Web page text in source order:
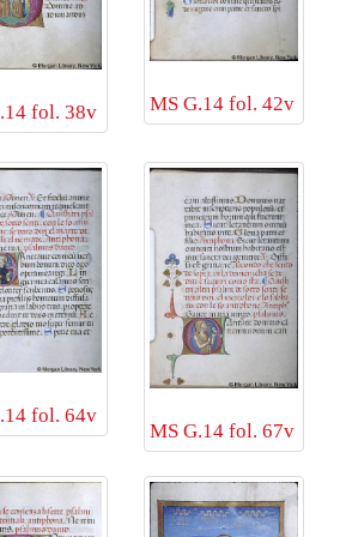
fol. 38v MS G.14 fol. 42v
fol. 64v
MS G.14 fol. 67v